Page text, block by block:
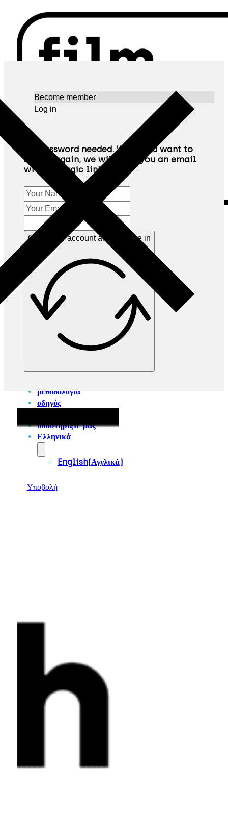
ΧΆΡΤΗΣ
ΙΔΈΑ
ΜΕΘΟΔΟΛΟΓΊΑ
ΟΔΗΓΌΣ
ΕΡΓΑΣΤΉΡΙΟ
ΥΠΟΣΤΗΡΊΞΤΕ ΜΑΣ
ΕΛΛΗΝΙΚΆ
Αγγλικά)
χάρτης
μεθοδολογία
οδηγός
υποστηρίξτε μας
Ελληνικά
English(Αγγλικά)
Υποβολή
Become member
Log in
No password needed. When you want to
sign in again, we will send you an email
with a "magic link"
Create my account and sign me in